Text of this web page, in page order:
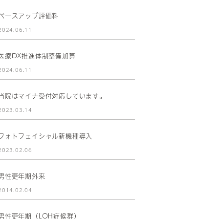
ースアップ評価料
療DX推進体制整備加算
院はマイナ受付対応しています。
ォトフェイシャル新機種導入
性更年期外来
性更年期（LOH症候群）